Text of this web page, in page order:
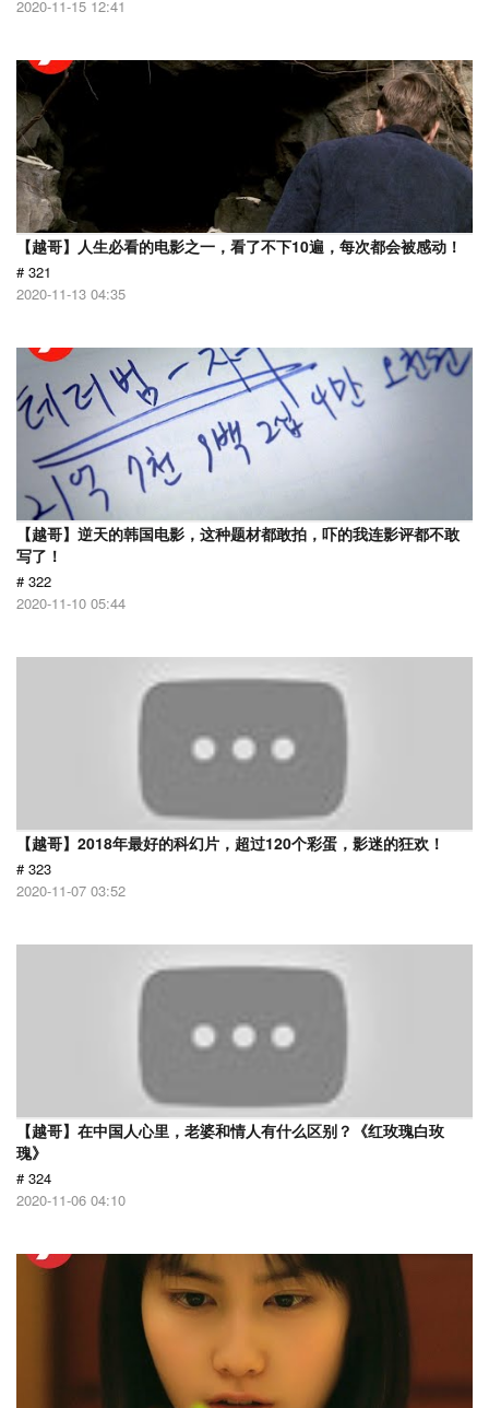
2020-11-15 12:41
【越哥】人生必看的电影之一，看了不下10遍，每次都会被感动！
# 321
2020-11-13 04:35
【越哥】逆天的韩国电影，这种题材都敢拍，吓的我连影评都不敢
写了！
# 322
2020-11-10 05:44
【越哥】2018年最好的科幻片，超过120个彩蛋，影迷的狂欢！
# 323
2020-11-07 03:52
【越哥】在中国人心里，老婆和情人有什么区别？《红玫瑰白玫
瑰》
# 324
2020-11-06 04:10